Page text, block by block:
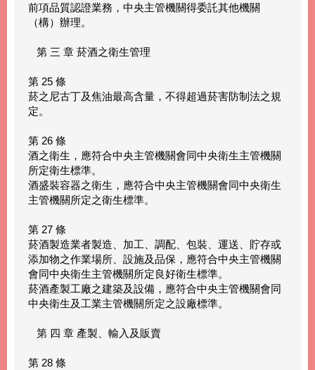
前項品質認證業務，中央主管機關得委託其他機關
（構）辦理。
第 三 章 菸酒之衛生管理
第 25 條
菸之尼古丁及焦油最高含量，不得超過菸害防制法之規
定。
第 26 條
酒之衛生，應符合中央主管機關會同中央衛生主管機關
所定衛生標準。
酒盛裝容器之衛生，應符合中央主管機關會同中央衛生
主管機關所定之衛生標準。
第 27 條
菸酒製造業者製造、加工、調配、包裝、運送、貯存或
添加物之作業場所、設施及品保，應符合中央主管機關
會同中央衛生主管機關所定良好衛生標準。
菸酒產製工廠之建築及設備，應符合中央主管機關會同
中央衛生及工業主管機關所定之設廠標準。
第 四 章 產製、輸入及販賣
第 28 條